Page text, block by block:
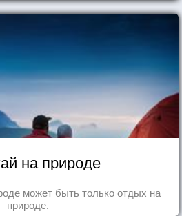
на природе
может быть только отдых на
природе.